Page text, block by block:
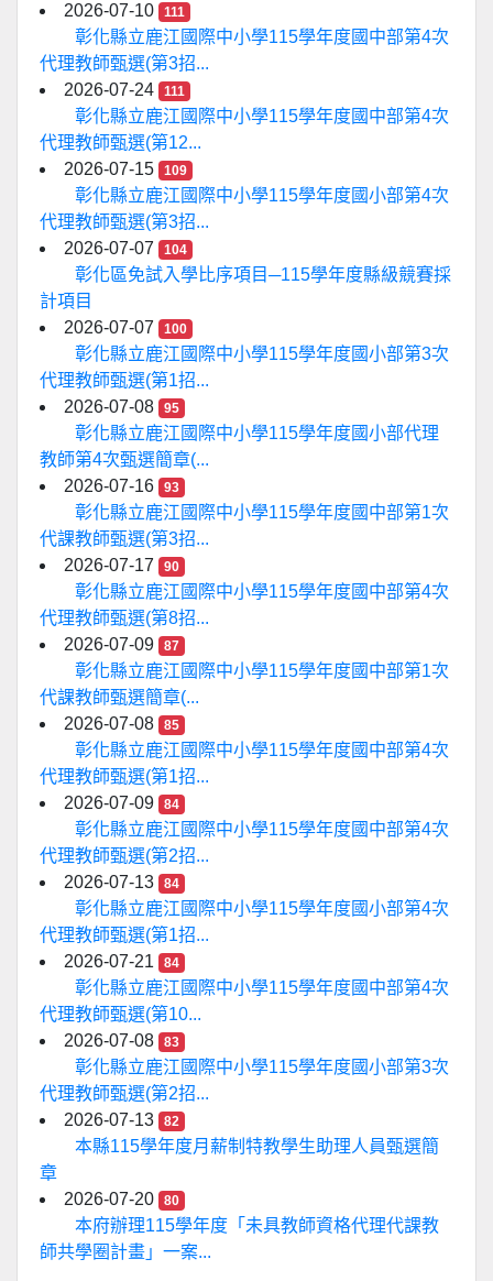
2026-07-10
111
彰化縣立鹿江國際中小學115學年度國中部第4次
代理教師甄選(第3招...
2026-07-24
111
彰化縣立鹿江國際中小學115學年度國中部第4次
代理教師甄選(第12...
2026-07-15
109
彰化縣立鹿江國際中小學115學年度國小部第4次
代理教師甄選(第3招...
2026-07-07
104
彰化區免試入學比序項目─115學年度縣級競賽採
計項目
2026-07-07
100
彰化縣立鹿江國際中小學115學年度國小部第3次
代理教師甄選(第1招...
2026-07-08
95
彰化縣立鹿江國際中小學115學年度國小部代理
教師第4次甄選簡章(...
2026-07-16
93
彰化縣立鹿江國際中小學115學年度國中部第1次
代課教師甄選(第3招...
2026-07-17
90
彰化縣立鹿江國際中小學115學年度國中部第4次
代理教師甄選(第8招...
2026-07-09
87
彰化縣立鹿江國際中小學115學年度國中部第1次
代課教師甄選簡章(...
2026-07-08
85
彰化縣立鹿江國際中小學115學年度國中部第4次
代理教師甄選(第1招...
2026-07-09
84
彰化縣立鹿江國際中小學115學年度國中部第4次
代理教師甄選(第2招...
2026-07-13
84
彰化縣立鹿江國際中小學115學年度國小部第4次
代理教師甄選(第1招...
2026-07-21
84
彰化縣立鹿江國際中小學115學年度國中部第4次
代理教師甄選(第10...
2026-07-08
83
彰化縣立鹿江國際中小學115學年度國小部第3次
代理教師甄選(第2招...
2026-07-13
82
本縣115學年度月薪制特教學生助理人員甄選簡
章
2026-07-20
80
本府辦理115學年度「未具教師資格代理代課教
師共學圈計畫」一案...